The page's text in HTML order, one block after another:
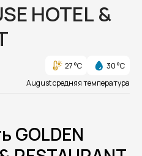
HOTEL &
27 °C
30 °C
August средняя температура
GOLDEN